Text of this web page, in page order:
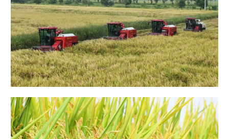
地方频道
北京 天津 河北 山西
辽宁 吉林 上海 江苏
浙江 安徽 福建 江西
山东 河南 湖北 湖南
广东 广西 海南 重庆